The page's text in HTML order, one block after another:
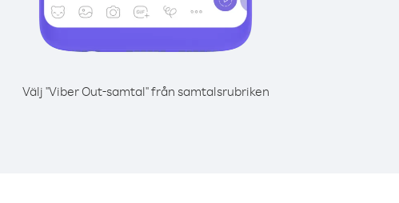
Välj "Viber Out-samtal" från samtalsrubriken